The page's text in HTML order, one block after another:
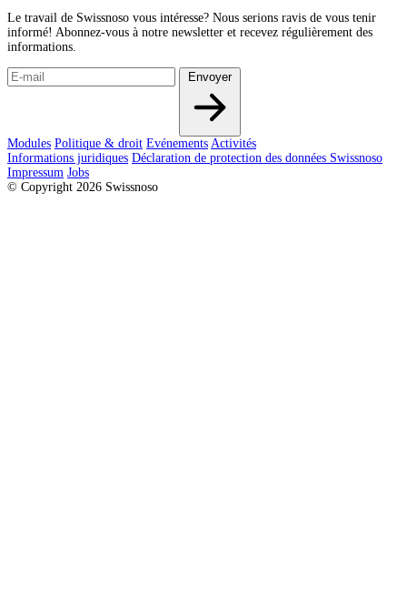
Le travail de Swissnoso vous intéresse? Nous serions ravis de vous tenir
informé! Abonnez-vous à notre newsletter et recevez régulièrement des
informations.
Envoyer
Modules Politique & droit Evénements Activités
Informations juridiques Déclaration de protection des données Swissnoso
Impressum Jobs
© Copyright 2026 Swissnoso